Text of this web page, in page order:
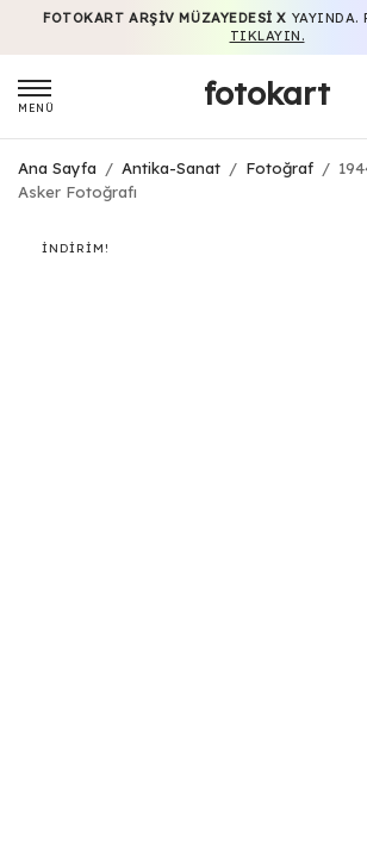
FOTOKART ARŞIV MÜZAYEDESI X YAYINDA.
TIKLAYIN.
MENÜ fotokart
Ana Sayfa / Antika-Sanat / Fotoğraf /
Asker Fotoğrafı
İNDIRIM!